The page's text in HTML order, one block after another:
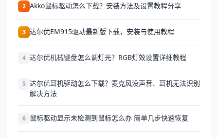
2 Akko鼠标驱动怎么下载？安装方法及设置教程分享
3 达尔优EM915驱动最新版下载，安装与使用教程
4 达尔优机械键盘怎么调灯光？RGB灯效设置详细教程
5 达尔优耳机驱动怎么下载？麦克风没声音、耳机无法识别
解决方法
6 鼠标驱动显示未检测到鼠标怎么办 简单几步快速恢复